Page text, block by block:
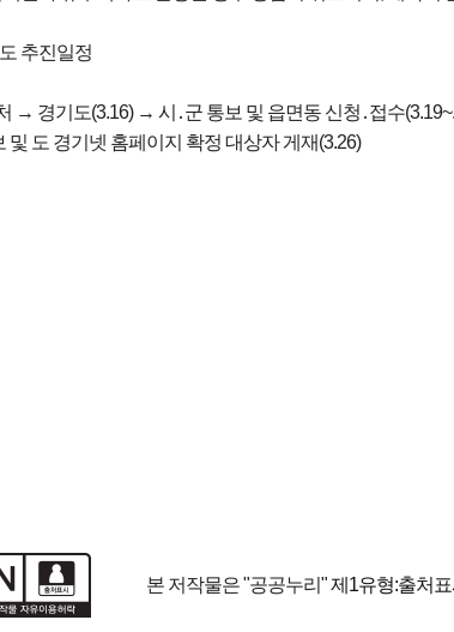
추진일정
→ 경기도(3.16) → 시․군 통보 및 읍면동 신청․접수
및 도 경기넷 홈페이지 확정 대상자 게재(3.26)
본 저작물은 "공공누리"제1유형:출처표